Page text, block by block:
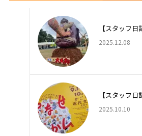
【スタッフ
2025.12.08
【スタッフ
2025.10.10